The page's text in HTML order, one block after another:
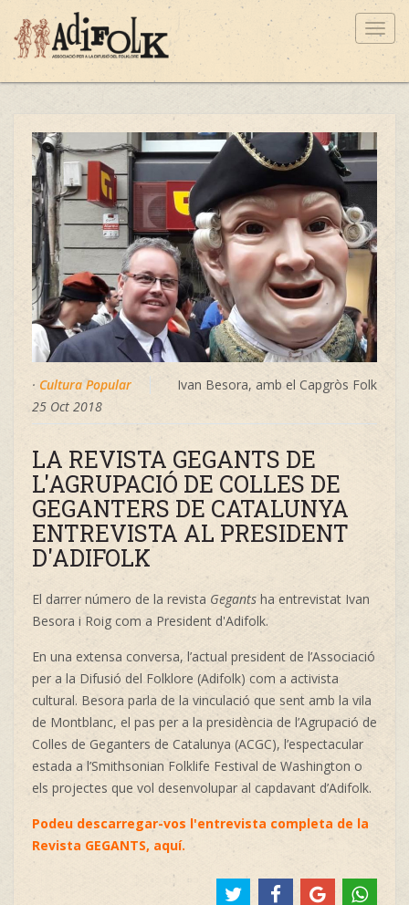
Ivan Besora, amb el Capgròs Folk
· Cultura Popular
25 Oct 2018
LA REVISTA GEGANTS DE
L'AGRUPACIÓ DE COLLES DE
GEGANTERS DE CATALUNYA
ENTREVISTA AL PRESIDENT
D'ADIFOLK
El darrer número de la revista Gegants ha entrevistat Ivan
Besora i Roig com a President d'Adifolk.
En una extensa conversa, l’actual president de l’Associació
per a la Difusió del Folklore (Adifolk) com a activista
cultural. Besora parla de la vinculació que sent amb la vila
de Montblanc, el pas per a la presidència de l’Agrupació de
Colles de Geganters de Catalunya (ACGC), l’espectacular
estada a l’Smithsonian Folklife Festival de Washington o
els projectes que vol desenvolupar al capdavant d’Adifolk.
Podeu descarregar-vos l'entrevista completa de la
Revista GEGANTS, aquí.